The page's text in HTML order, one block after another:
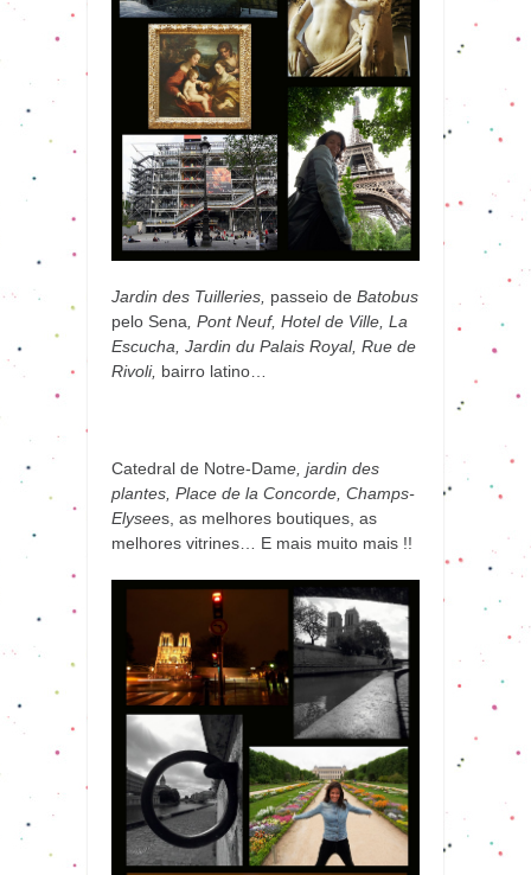
Jardin des Tuilleries, passeio de Batobus
pelo Sena , Pont Neuf, Hotel de Ville, La
Escucha, Jardin du Palais Royal, Rue de
Rivoli, bairro latino…
Catedral de Notre-Dame, jardin des
plantes, Place de la Concorde, Champs-
Elysees, as melhores boutiques, as
melhores vitrines… E mais muito mais !!